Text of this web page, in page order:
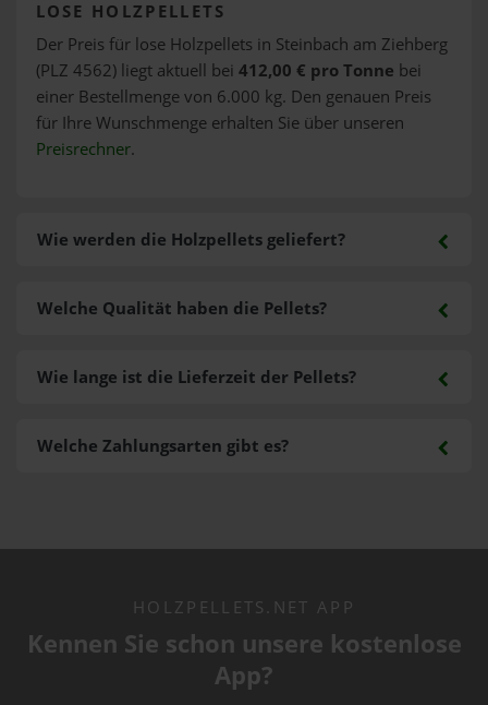
LOSE HOLZPELLETS
Der Preis für lose Holzpellets in Steinbach am Ziehberg
(PLZ 4562) liegt aktuell bei 412,00 € pro Tonne bei
einer Bestellmenge von 6.000 kg. Den genauen Preis
für Ihre Wunschmenge erhalten Sie über unseren
Preisrechner.
Wie werden die Holzpellets geliefert?
Welche Zahlungsarten gibt es?
Welche Qualität haben die Pellets?
Wie lange ist die Lieferzeit der Pellets?
HOLZPELLETS.NET APP
Kennen Sie schon unsere kostenlose
App?